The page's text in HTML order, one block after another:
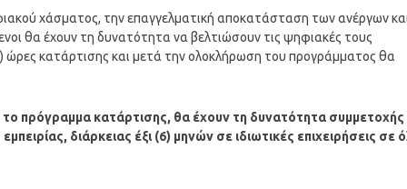
χάσματος, την επαγγελματική αποκατάσταση των ανέργων
θα έχουν τη δυνατότητα να βελτιώσουν τις ψηφιακές τους
κατάρτισης και μετά την ολοκλήρωση του προγράμματος θα
πρόγραμμα κατάρτισης, θα έχουν τη δυνατότητα
διάρκειας έξι (6) μηνών σε ιδιωτικές επιχειρήσεις σε